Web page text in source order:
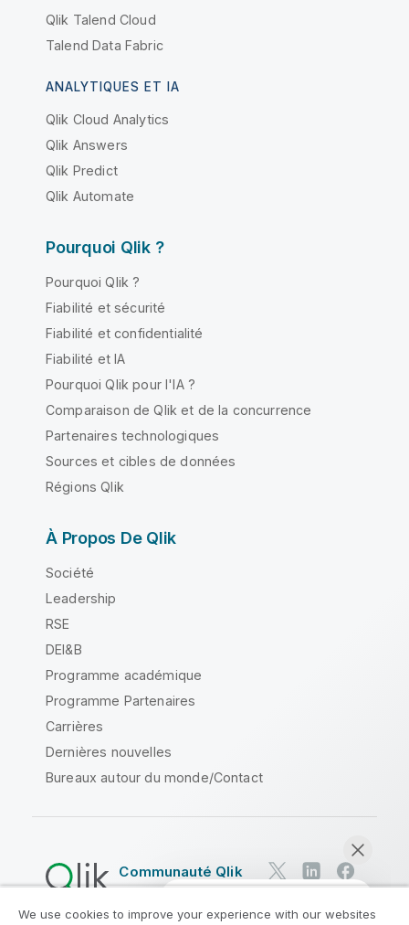
Qlik Talend Cloud
Talend Data Fabric
ANALYTIQUES ET IA
Qlik Cloud Analytics
Qlik Answers
Qlik Predict
Qlik Automate
Pourquoi Qlik ?
Pourquoi Qlik ?
Fiabilité et sécurité
Fiabilité et confidentialité
Fiabilité et IA
Pourquoi Qlik pour l'IA ?
Comparaison de Qlik et de la concurrence
Partenaires technologiques
Sources et cibles de données
Régions Qlik
À Propos De Qlik
Société
Leadership
RSE
DEI&B
Programme académique
Programme Partenaires
Carrières
Dernières nouvelles
Bureaux autour du monde/Contact
Communauté Qlik
Contrats juridiques
We use cookies to improve your experience with our websites